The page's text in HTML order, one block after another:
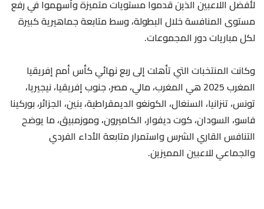
لأفضل اللاعبين الذين قدموا مستويات متميزة وأسهموا في رفع
مستوى المنافسة خلال البطولة، وسط متابعة جماهيرية كبيرة
لكل مباريات دور المجموعات.
وكانت المنتخبات التي تأهلت إلى ربع نهائي كأس أمم إفريقيا
المغرب 2025 هي المغرب، مالي، مصر، جنوب إفريقيا، نيجيريا،
تونس، تنزانيا، السنغال، الكونغو الديمقراطية، بنين، الجزائر، بوركينا
فاسو، السودان، كوت ديفوار، الكاميرون، وموزمبيق، ما يوضح
التنافس القاري الشرس واستمرار متابعة الأداء الفردي
والجماعي للاعبين المميزين.